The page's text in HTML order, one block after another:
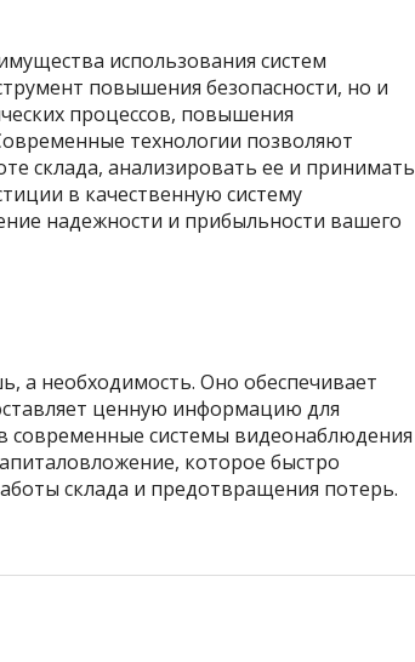
использования систем
повышения безопасности, но и
процессов, повышения
технологии позволяют
склада, анализировать ее и принимать
в качественную систему
надежности и прибыльности вашего
а необходимость. Оно обеспечивает
ценную информацию для
современные системы видеонаблюдения
которое быстро
склада и предотвращения потерь.